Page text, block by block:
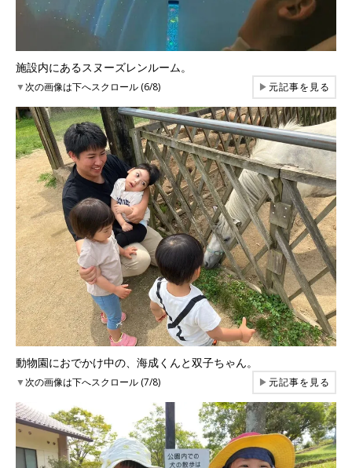
施設内にあるスヌーズレンルーム。
▼次の画像は下へスクロール (6/8) ▶元記事を見る
動物園におでかけ中の、海成くんと双子ちゃん。
▼次の画像は下へスクロール (7/8) ▶元記事を見る